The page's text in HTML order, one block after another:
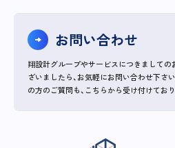
お問い合わせ
翔設計グループやサービスにつきましての
ざいましたら、お気軽にお問い合わせ下さい
の方のご質問も、こちらから受け付けており